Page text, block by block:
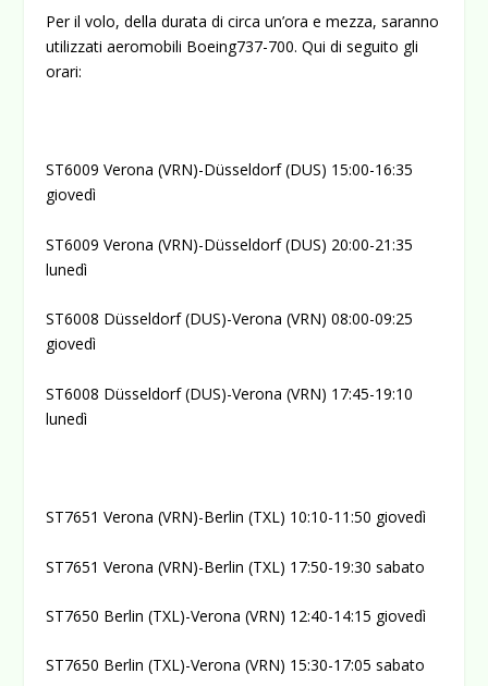
Per il volo, della durata di circa un’ora e mezza, saranno
utilizzati aeromobili Boeing737-700. Qui di seguito gli
orari:
ST6009 Verona (VRN)-Düsseldorf (DUS) 15:00-16:35
giovedì
ST6009 Verona (VRN)-Düsseldorf (DUS) 20:00-21:35
lunedì
ST6008 Düsseldorf (DUS)-Verona (VRN) 08:00-09:25
giovedì
ST6008 Düsseldorf (DUS)-Verona (VRN) 17:45-19:10
lunedì
ST7651 Verona (VRN)-Berlin (TXL) 10:10-11:50 giovedì
ST7651 Verona (VRN)-Berlin (TXL) 17:50-19:30 sabato
ST7650 Berlin (TXL)-Verona (VRN) 12:40-14:15 giovedì
ST7650 Berlin (TXL)-Verona (VRN) 15:30-17:05 sabato